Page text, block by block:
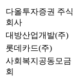
다올투자증권 주식
회사
대방산업개발(주)
롯데카드(주)
사회복지공동모금
회